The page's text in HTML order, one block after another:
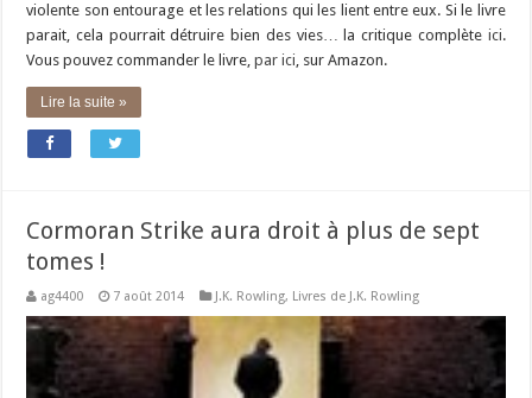
violente son entourage et les relations qui les lient entre eux. Si le livre
parait, cela pourrait détruire bien des vies… la critique complète ici.
Vous pouvez commander le livre,par ici, sur Amazon.
Lire la suite »
Cormoran Strike aura droit à plus de sept
tomes !
ag4400 7 août 2014 J.K. Rowling, Livres de J.K. Rowling